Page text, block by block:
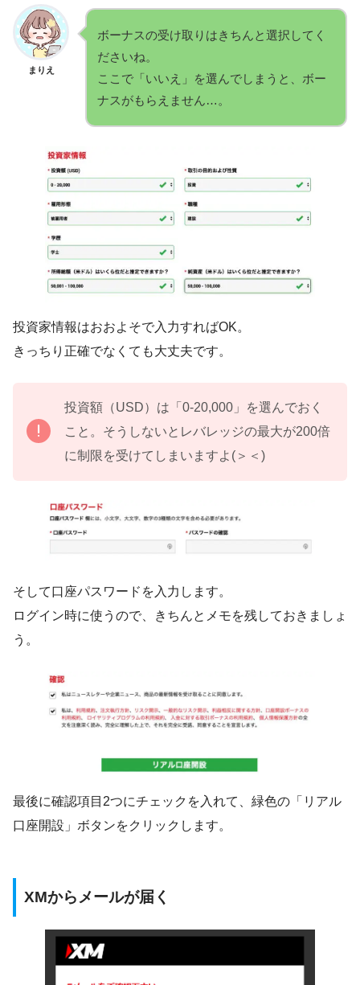
まりえ
ボーナスの受け取りはきちんと選択してく
ださいね。
ここで「いいえ」を選んでしまうと、ボー
ナスがもらえません…。
投資家情報はおおよそで入力すればOK。
きっちり正確でなくても大丈夫です。
投資額（USD）は「0-20,000」を選んでおく
こと。そうしないとレバレッジの最大が200倍
に制限を受けてしまいますよ(＞＜)
そして口座パスワードを入力します。
ログイン時に使うので、きちんとメモを残しておきましょ
う。
最後に確認項目2つにチェックを入れて、緑色の「リアル
口座開設」ボタンをクリックします。
XMからメールが届く